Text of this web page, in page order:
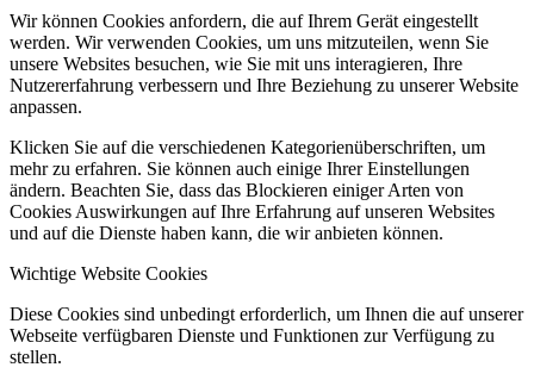
Wir können Cookies anfordern, die auf Ihrem Gerät eingestellt
werden. Wir verwenden Cookies, um uns mitzuteilen, wenn Sie
unsere Websites besuchen, wie Sie mit uns interagieren, Ihre
Nutzererfahrung verbessern und Ihre Beziehung zu unserer Website
anpassen.
Klicken Sie auf die verschiedenen Kategorienüberschriften, um
mehr zu erfahren. Sie können auch einige Ihrer Einstellungen
ändern. Beachten Sie, dass das Blockieren einiger Arten von
Cookies Auswirkungen auf Ihre Erfahrung auf unseren Websites
und auf die Dienste haben kann, die wir anbieten können.
Wichtige Website Cookies
Diese Cookies sind unbedingt erforderlich, um Ihnen die auf unserer
Webseite verfügbaren Dienste und Funktionen zur Verfügung zu
stellen.